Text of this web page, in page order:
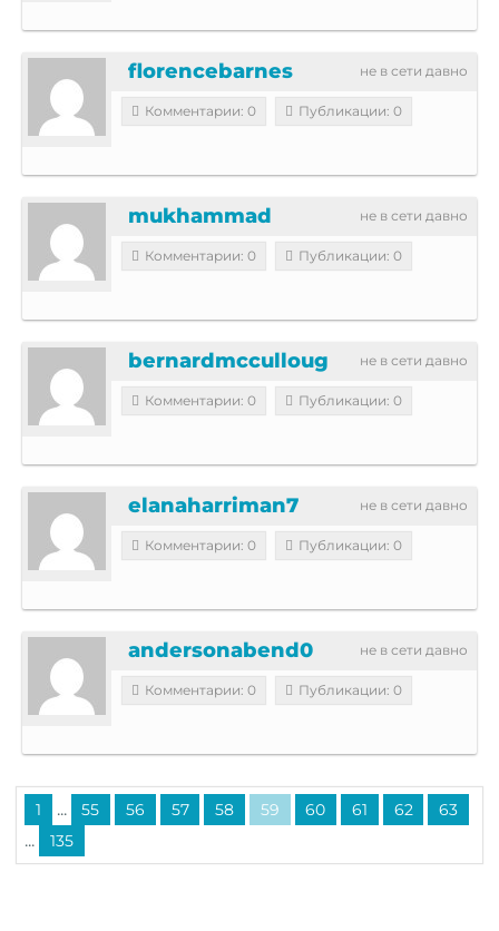
не в сети давно
florencebarnes
Комментарии: 0 Публикации: 0
не в сети давно
mukhammad
Комментарии: 0 Публикации: 0
не в сети давно
bernardmcculloug
Комментарии: 0 Публикации: 0
не в сети давно
elanaharriman7
Комментарии: 0 Публикации: 0
не в сети давно
andersonabend0
Комментарии: 0 Публикации: 0
1 ... 55 56 57 58 59 60 61 62 63
... 135